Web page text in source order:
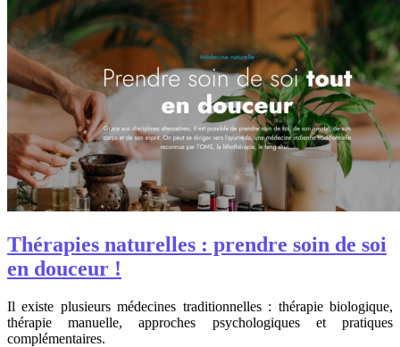
Thérapies naturelles : prendre soin de soi
en douceur !
Il existe plusieurs médecines traditionnelles : thérapie biologique,
thérapie manuelle, approches psychologiques et pratiques
complémentaires.